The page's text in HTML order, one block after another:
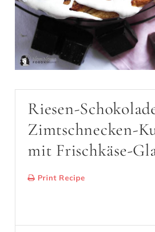
Riesen-
Zimtschnecken-
mit Frischkäse-
Print Recipe